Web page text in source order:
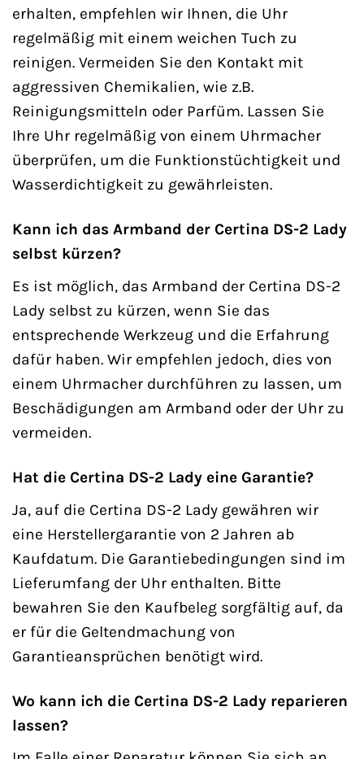
erhalten, empfehlen wir Ihnen, die Uhr
regelmäßig mit einem weichen Tuch zu
reinigen. Vermeiden Sie den Kontakt mit
aggressiven Chemikalien, wie z.B.
Reinigungsmitteln oder Parfüm. Lassen Sie
Ihre Uhr regelmäßig von einem Uhrmacher
überprüfen, um die Funktionstüchtigkeit und
Wasserdichtigkeit zu gewährleisten.
Kann ich das Armband der Certina DS-2 Lady
selbst kürzen?
Es ist möglich, das Armband der Certina DS-2
Lady selbst zu kürzen, wenn Sie das
entsprechende Werkzeug und die Erfahrung
dafür haben. Wir empfehlen jedoch, dies von
einem Uhrmacher durchführen zu lassen, um
Beschädigungen am Armband oder der Uhr zu
vermeiden.
Hat die Certina DS-2 Lady eine Garantie?
Ja, auf die Certina DS-2 Lady gewähren wir
eine Herstellergarantie von 2 Jahren ab
Kaufdatum. Die Garantiebedingungen sind im
Lieferumfang der Uhr enthalten. Bitte
bewahren Sie den Kaufbeleg sorgfältig auf, da
er für die Geltendmachung von
Garantieansprüchen benötigt wird.
Wo kann ich die Certina DS-2 Lady reparieren
lassen?